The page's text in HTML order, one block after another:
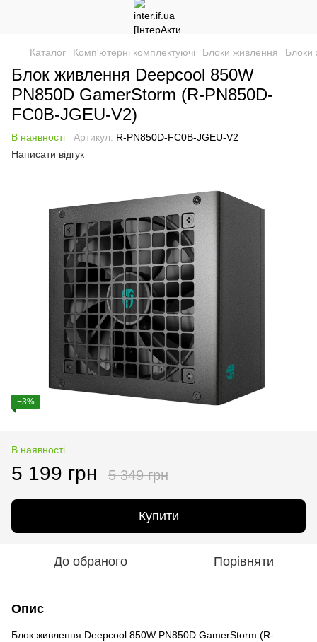
Каталог Комп'ютерні комплектуючі Блоки живлення Блоки
Блок живлення Deepcool 850W
PN850D GamerStorm (R-PN850D-
FC0B-JGEU-V2)
В наявності Артикул: R-PN850D-FC0B-JGEU-V2
Написати відгук
−3%
В наявності
5 199 грн 5 349 грн
Купити
До обраного Порівняти
Опис
Блок живлення Deepcool 850W PN850D GamerStorm (R-